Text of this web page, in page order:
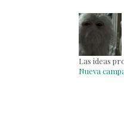
Las ideas
Nueva